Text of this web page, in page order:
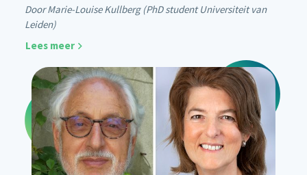
Door Marie-Louise Kullberg (PhD student Universiteit van
Leiden)
Lees meer